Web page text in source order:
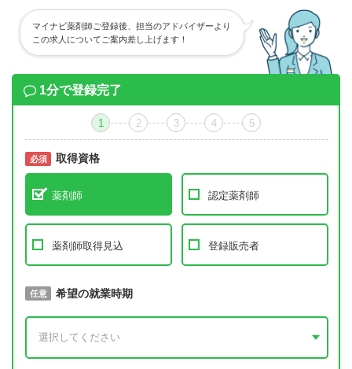
マイナビ薬剤師ご登録後、担当のアドバイザーより
この求人についてご案内差し上げます！
1分で登録完了
1 2 3 4 5
必須 取得資格
薬剤師 認定薬剤師
薬剤師取得見込 登録販売者
必須 取得予定年
任意 希望の就業時期